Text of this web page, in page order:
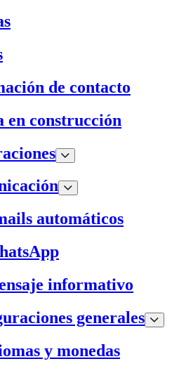
de contacto
en construcción
automáticos
informativo
generales
y monedas